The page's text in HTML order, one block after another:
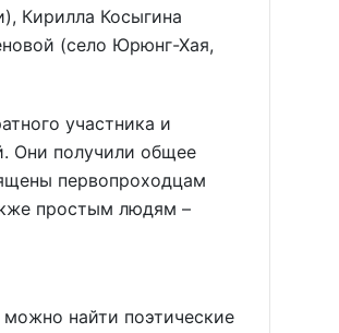
Кирилла Косыгина
(село Юрюнг-Хая,
участника и
Они получили общее
первопроходцам
простым людям –
можно найти поэтические